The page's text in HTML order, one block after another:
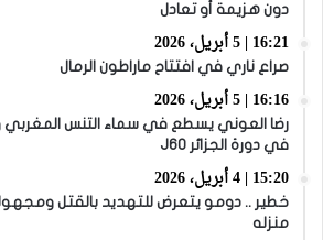
دون هزيمة أو تعادل
16:21 | 5 أبريل، 2026
صراع ناري في افتتاح ماراطون الرمال
16:16 | 5 أبريل، 2026
رضا العوني يسطع في سماء التنس المغربي
في دورة الجزائر J60
15:20 | 4 أبريل، 2026
خطير .. دومو يتعرض للتهديد بالقتل
منزله